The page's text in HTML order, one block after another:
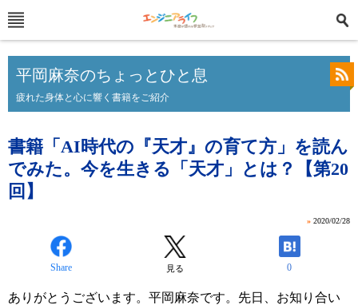
平岡麻奈のちょっとひと息
疲れた身体と心に響く書籍をご紹介
書籍「AI時代の『天才』の育て方」を読ん
でみた。今を生きる「天才」とは？【第20
回】
» 2020/02/28
Share 見る 0
ありがとうございます。平岡麻奈です。先日、お知り合い